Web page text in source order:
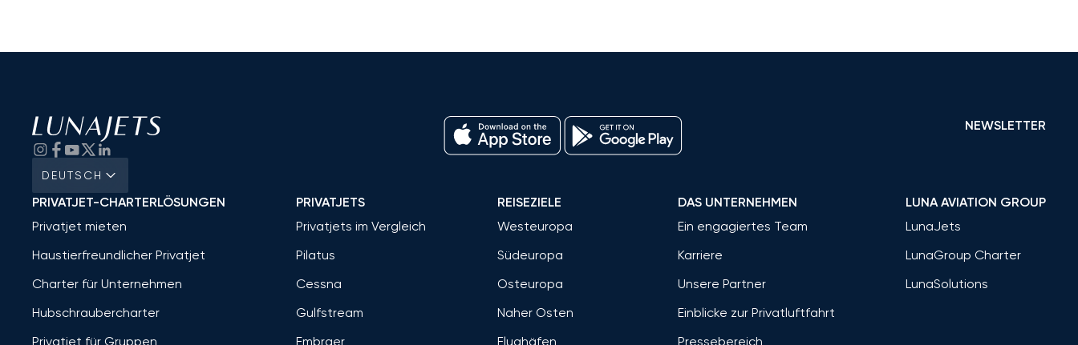
DEUTSCH
NEWSLETTER
PRIVATJET-CHARTERLÖSUNGEN
Privatjet mieten
Haustierfreundlicher Privatjet
Charter für Unternehmen
Hubschraubercharter
Privatjet für Gruppen
PRIVATJETS
Privatjets im Vergleich
Pilatus
Cessna
Gulfstream
Embraer
REISEZIELE
Westeuropa
Südeuropa
Osteuropa
Naher Osten
Flughäfen
DAS UNTERNEHMEN
Ein engagiertes Team
Karriere
Unsere Partner
Einblicke zur Privatluftfahrt
Pressebereich
LUNA AVIATION GROUP
LunaJets
LunaGroup Charter
LunaSolutions